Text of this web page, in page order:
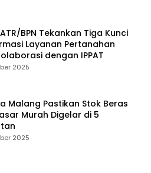
BPN Tekankan Tiga Kunci
Layanan Pertanahan
dengan IPPAT
2025
Malang Pastikan Stok Beras
Murah Digelar di 5
2025